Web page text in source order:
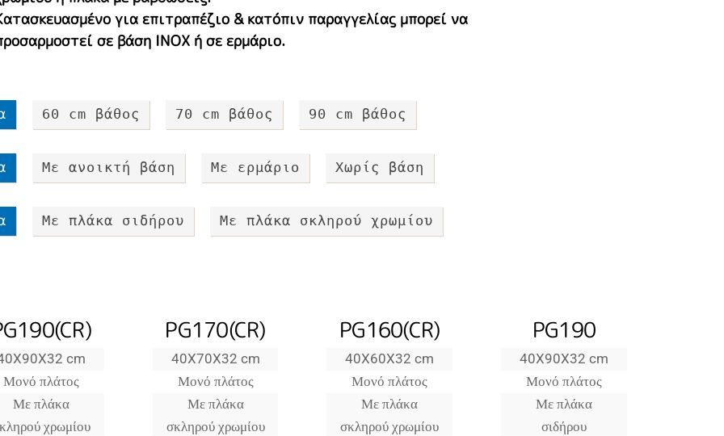
για επιτραπέζιο & κατόπιν παραγγελίας μπορεί να
σε βάση ΙΝΟΧ ή σε ερμάριο.
60 cm βάθος 70 cm βάθος 90 cm βάθος
Με ανοικτή βάση Με ερμάριο Χωρίς βάση
Με πλάκα σιδήρου Με πλάκα σκληρού χρωμίου
cm
Μονό πλάτος
Με πλάκα
χρωμίου
PG170(CR)
40X70X32 cm
Μονό πλάτος
Με πλάκα
σκληρού χρωμίου
PG160(CR)
40X60X32 cm
Μονό πλάτος
Με πλάκα
σκληρού χρωμίου
PG190
40X90X32 cm
Μονό πλάτος
Με πλάκα
σιδήρου